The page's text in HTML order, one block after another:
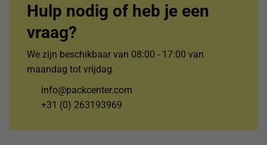
Hulp nodig of heb je een
vraag?
We zijn beschikbaar van 08:00 - 17:00 van
maandag tot vrijdag.
info@packcenter.com
+31 (0) 263193969